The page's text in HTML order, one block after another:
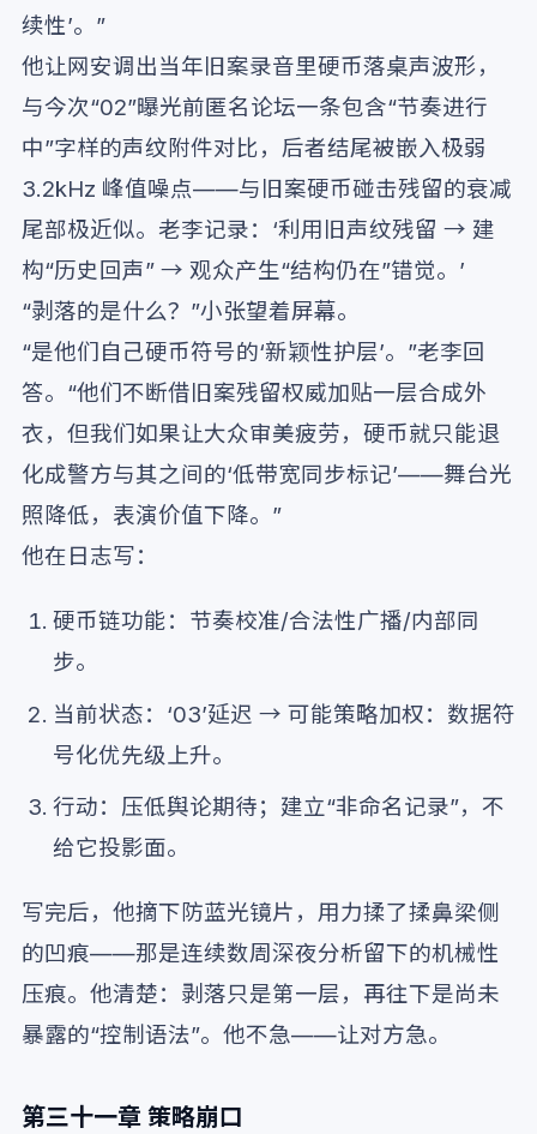
续性’。”
他让网安调出当年旧案录音里硬币落桌声波形，
与今次“02”曝光前匿名论坛一条包含“节奏进行
中”字样的声纹附件对比，后者结尾被嵌入极弱
3.2kHz 峰值噪点——与旧案硬币碰击残留的衰减
尾部极近似。老李记录：‘利用旧声纹残留 → 建
构“历史回声” → 观众产生“结构仍在”错觉。’
“剥落的是什么？”小张望着屏幕。
“是他们自己硬币符号的‘新颖性护层’。”老李回
答。“他们不断借旧案残留权威加贴一层合成外
衣，但我们如果让大众审美疲劳，硬币就只能退
化成警方与其之间的‘低带宽同步标记’——舞台光
照降低，表演价值下降。”
他在日志写：
硬币链功能：节奏校准/合法性广播/内部同
步。
当前状态：‘03’延迟 → 可能策略加权：数据符
号化优先级上升。
行动：压低舆论期待；建立“非命名记录”，不
给它投影面。
写完后，他摘下防蓝光镜片，用力揉了揉鼻梁侧
的凹痕——那是连续数周深夜分析留下的机械性
压痕。他清楚：剥落只是第一层，再往下是尚未
暴露的“控制语法”。他不急——让对方急。
第三十一章 策略崩口